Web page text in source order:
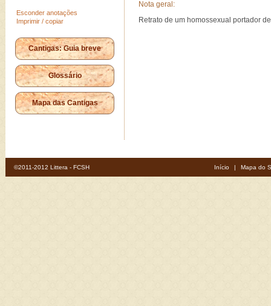
Esconder anotações
Imprimir / copiar
Cantigas: Guia breve
Glossário
Mapa das Cantigas
Nota geral:
Retrato de um homossexual portador
©2011-2012 Littera - FCSH Início | Mapa do